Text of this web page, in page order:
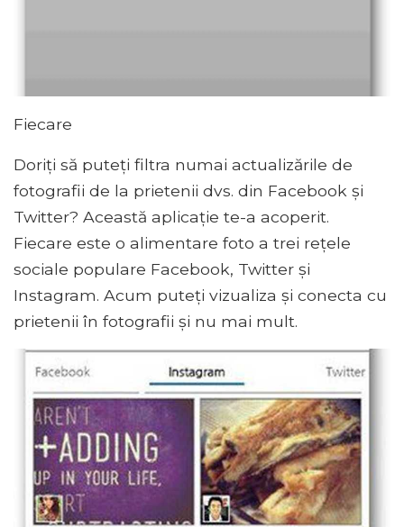
Fiecare
Doriți să puteți filtra numai actualizările de
fotografii de la prietenii dvs. din Facebook și
Twitter? Această aplicație te-a acoperit.
Fiecare este o alimentare foto a trei rețele
sociale populare Facebook, Twitter și
Instagram. Acum puteți vizualiza și conecta cu
prietenii în fotografii și nu mai mult.